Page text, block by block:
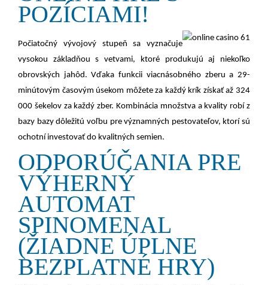
POZÍCIAMI!
Počiatočný vývojový stupeň sa vyznačuje
vysokou základňou s vetvami, ktoré produkujú aj niekoľko
obrovských jahôd. Vďaka funkcii viacnásobného zberu a 29-
minútovým časovým úsekom môžete za každý krík získať až 324
000 šekelov za každý zber. Kombinácia množstva a kvality robí z
bazy bazy dôležitú voľbu pre významných pestovateľov, ktorí sú
ochotní investovať do kvalitných semien.
ODPORÚČANIA PRE
VÝHERNÝ
AUTOMAT
SPINOMENAL
(ŽIADNE ÚPLNE
BEZPLATNÉ HRY)